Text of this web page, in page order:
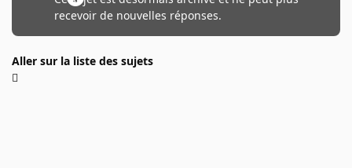
recevoir de nouvelles réponses.
Aller sur la liste des sujets